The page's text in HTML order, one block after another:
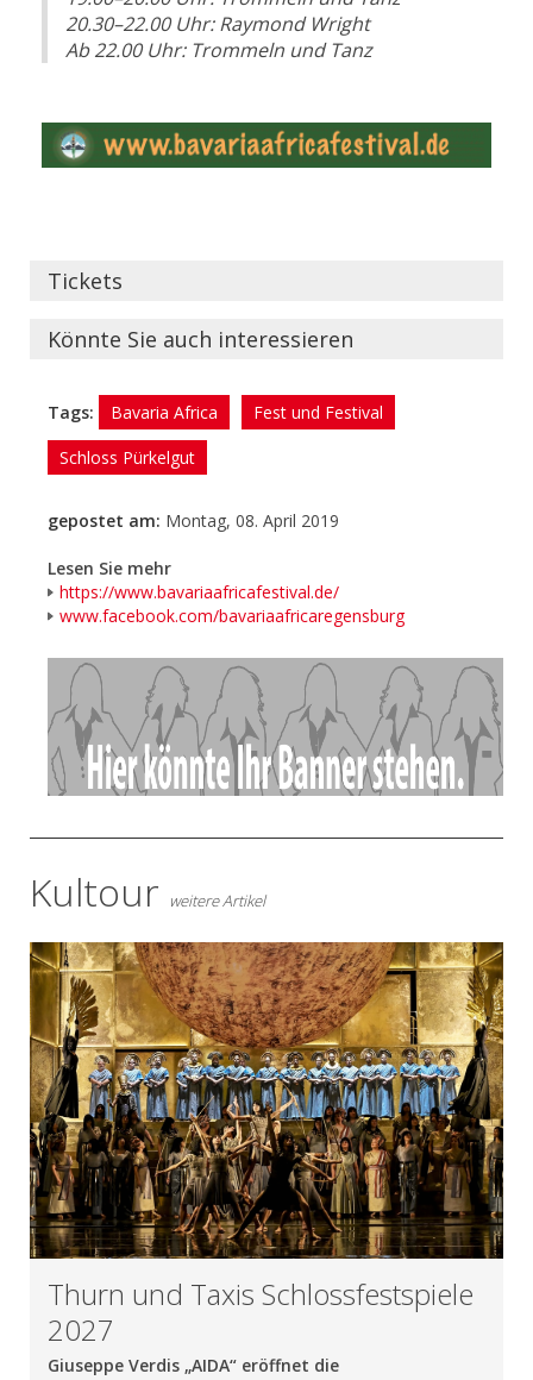
20.30–22.00 Uhr:Raymond Wright
Ab 22.00Uhr: Trommeln und Tanz
Tickets
Tickets sind vor Ort an der Festivalkasse erhältlich. Für
MZ-Club-Card-Besitzer gibt es gegen Vorzeigen der
Könnte Sie auch interessieren
um Regensburg. Stichwort:„Fest und Festival“
Tags: Bavaria Africa
Fest und Festival
Schloss Pürkelgut
gepostet am: Montag, 08. April 2019
Lesen Sie mehr
https://www.bavariaafricafestival.de/
www.facebook.com/bavariaafricaregensburg
- Anzeige -
Kultour weitere Artikel
Thurn und Taxis Schlossfestspiele
2027
Giuseppe Verdis „AIDA“ eröffnet die